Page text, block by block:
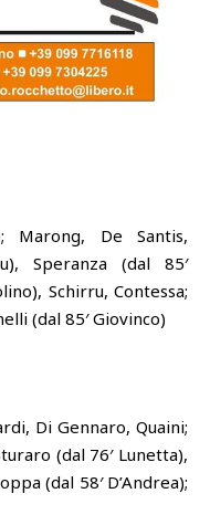
Marong, De Santis,
Speranza (dal 85′
Schirru, Contessa;
(dal 85′ Giovinco)
Di Gennaro, Quaini;
(dal 76′ Lunetta),
(dal 58′ D’Andrea);